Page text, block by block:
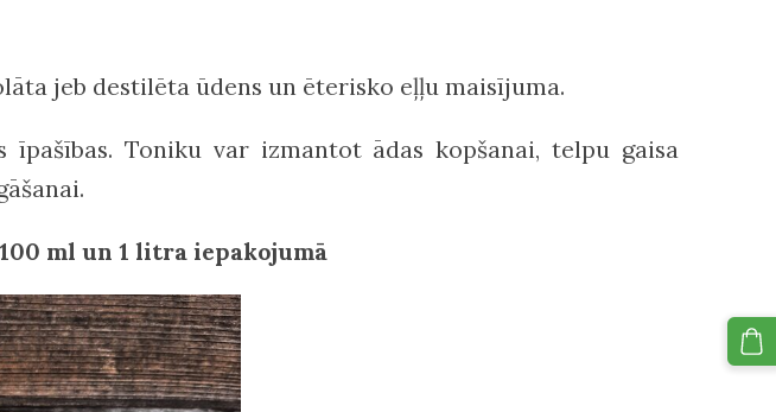
jeb destilēta ūdens un ēterisko eļļu maisījuma.
īpašības. Toniku var izmantot ādas kopšanai, telpu gaisa
ml un 1 litra iepakojumā